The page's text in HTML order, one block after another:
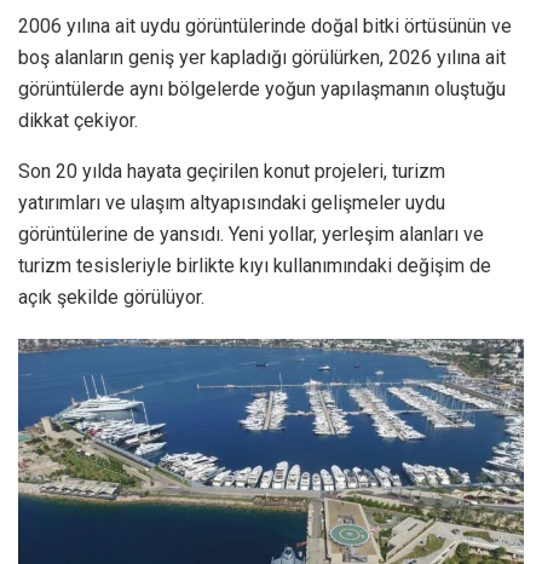
2006 yılına ait uydu görüntülerinde doğal bitki örtüsünün ve
boş alanların geniş yer kapladığı görülürken, 2026 yılına ait
görüntülerde aynı bölgelerde yoğun yapılaşmanın oluştuğu
dikkat çekiyor.
Son 20 yılda hayata geçirilen konut projeleri, turizm
yatırımları ve ulaşım altyapısındaki gelişmeler uydu
görüntülerine de yansıdı. Yeni yollar, yerleşim alanları ve
turizm tesisleriyle birlikte kıyı kullanımındaki değişim de
açık şekilde görülüyor.